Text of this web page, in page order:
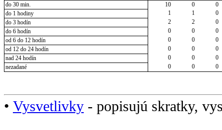
do 30 min.
10 0
0
do 1 hodiny
1 1
0
do 3 hodín
2 2
0
do 6 hodín
0 0
0
od 6 do 12 hodín
0 0
0
od 12 do 24 hodín
0 0
0
nad 24 hodín
0 0
0
nezadané
0 0 0
• Vysvetlivky - popisujú skratky,